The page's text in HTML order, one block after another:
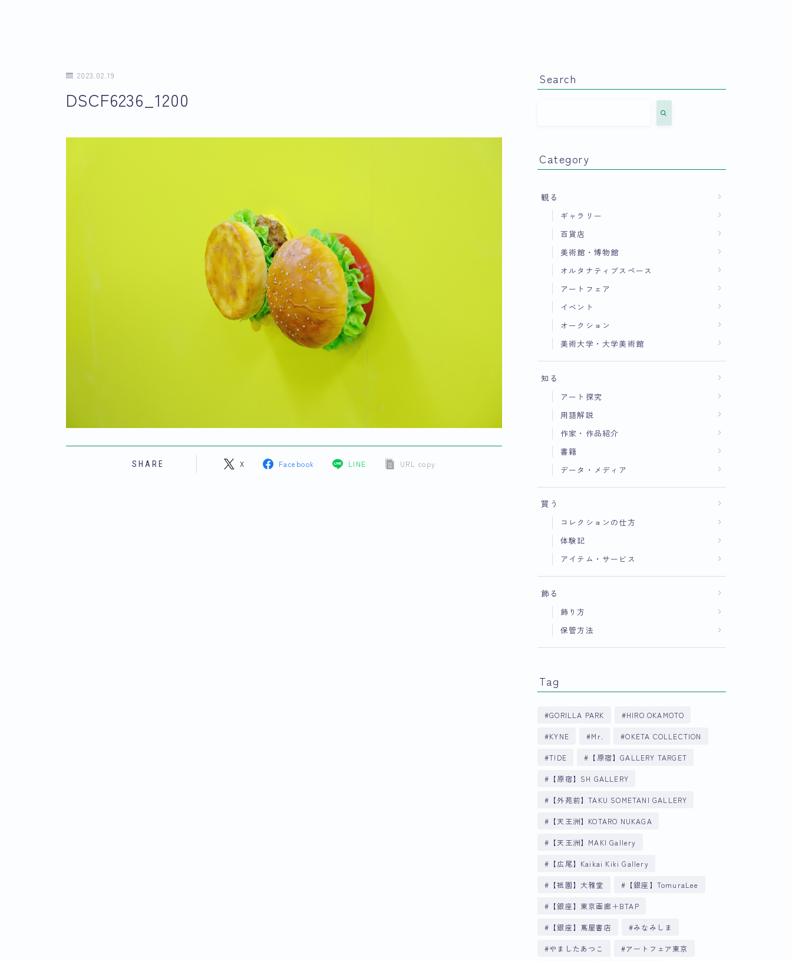
2023.02.19
DSCF6236_1200
SHARE X Facebook LINE URL copy
Search
Category
観る
ギャラリー
百貨店
美術館・博物館
オルタナティブスペース
アートフェア
イベント
オークション
美術大学・大学美術館
知る
アート探究
用語解説
作家・作品紹介
書籍
データ・メディア
買う
コレクションの仕方
体験記
アイテム・サービス
飾る
飾り方
保管方法
Tag
GORILLA PARK HIRO OKAMOTO
KYNE Mr. OKETA COLLECTION
TIDE 【原宿】GALLERY TARGET
【原宿】SH GALLERY
【外苑前】TAKU SOMETANI GALLERY
【天王洲】KOTARO NUKAGA
【天王洲】MAKI Gallery
【広尾】Kaikai Kiki Gallery
【祇園】大雅堂 【銀座】TomuraLee
【銀座】東京画廊＋BTAP
【銀座】蔦屋書店 みなみしま
やましたあつこ アートフェア東京